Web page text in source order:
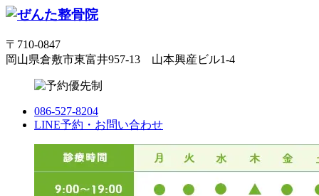
〒710-0847
岡山県倉敷市東富井957-13 山本興産ビル1-4
086-527-8204
LINE予約・お問い合わせ